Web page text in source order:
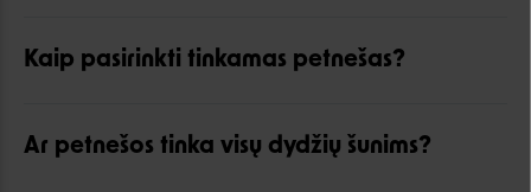
Kaip pasirinkti tinkamas petnešas?
Ar petnešos tinka visų dydžių šunims?